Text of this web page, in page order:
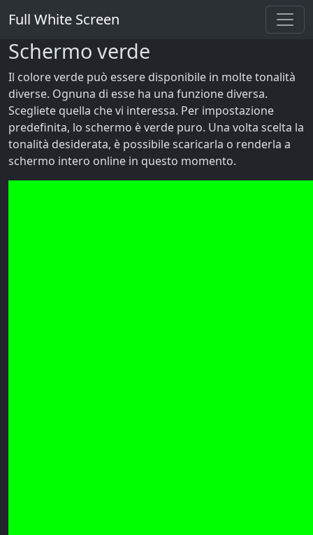
Full White Screen
Schermo verde
Il colore verde può essere disponibile in molte tonalità
diverse. Ognuna di esse ha una funzione diversa.
Scegliete quella che vi interessa. Per impostazione
predefinita, lo schermo è verde puro. Una volta scelta la
tonalità desiderata, è possibile scaricarla o renderla a
schermo intero online in questo momento.